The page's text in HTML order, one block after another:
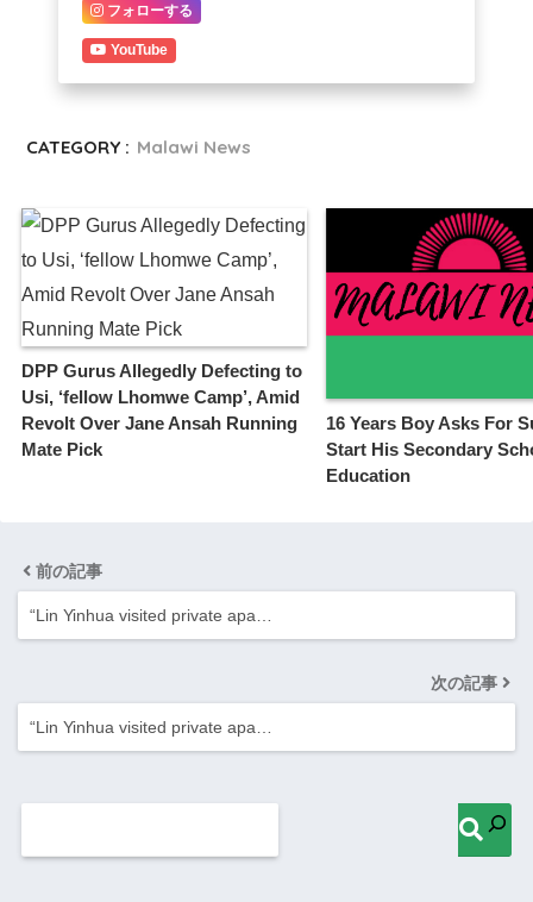
フォローする
YouTube
CATEGORY : Malawi News
DPP Gurus Allegedly Defecting to
Usi, ‘fellow Lhomwe Camp’, Amid
Revolt Over Jane Ansah Running
Mate Pick
16 Years Boy Asks For
Start His Secondary
Education
前の記事
“Lin Yinhua visited private apa…
次の記事
“Lin Yinhua visited private apa…